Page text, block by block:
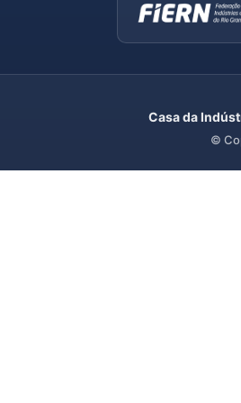
Casa da
©